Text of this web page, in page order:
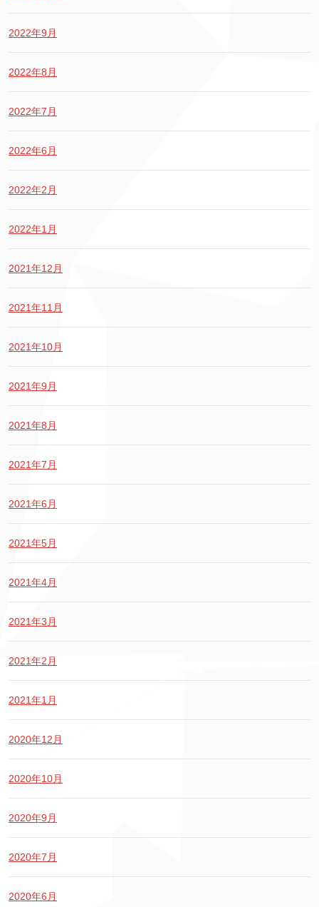
2022年9月
2022年8月
2022年7月
2022年6月
2022年2月
2022年1月
2021年12月
2021年11月
2021年10月
2021年9月
2021年8月
2021年7月
2021年6月
2021年5月
2021年4月
2021年3月
2021年2月
2021年1月
2020年12月
2020年10月
2020年9月
2020年7月
2020年6月